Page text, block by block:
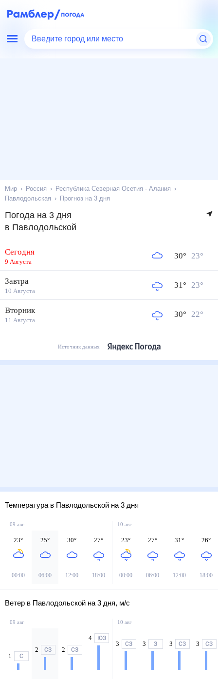
Введите город или место
Мир Россия
Республика Северная Осетия - Алания
Павлодольская
Прогноз на 3 дня
Погода на 3 дня
в Павлодольской
Сегодня
9 Августа
30° 23°
Завтра
10 Августа
31° 23°
Вторник
11 Августа
30° 22°
Источник данных
Температура в Павлодольской на 3 дня
09 авг
23°
00:00
25°
06:00
30°
12:00
27°
18:00
10 авг
23°
00:00
27°
06:00
31°
12:00
26°
18:00
Ветер в Павлодольской на 3 дня, м/с
09 авг
1 С
2 СЗ 2 СЗ
4 ЮЗ
10 авг
3 СЗ 3 З 3 СЗ 3 СЗ